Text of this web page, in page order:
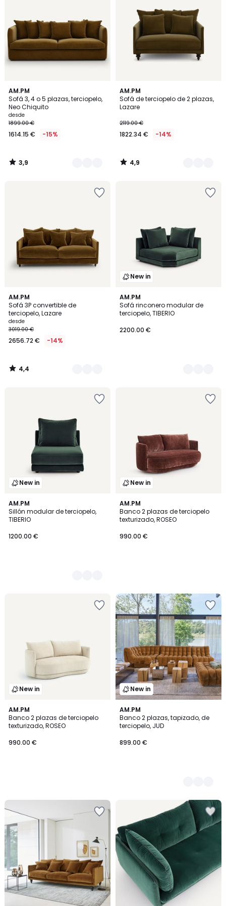
AM.PM
Sofá 3, 4 o 5 plazas, terciopelo,
Neo Chiquito
desde
1899.00 €
1614.15 € -15%
3,9
/ 5
5
Colores
3,9
/
AM.PM
Sofá de terciopelo de 2 plazas,
Lazare
2119.00 €
1822.34 € -14%
4,9
/ 5
16
Colores
4,9
/
AM.PM
Sofá 3P convertible de
terciopelo, Lazare
desde
3019.00 €
2656.72 € -14%
4,4
/ 5
16
Colores
4,4
/
New in
AM.PM
Sofá rinconero modular de
terciopelo, TIBERIO
2200.00 €
14
Colores
New in
AM.PM
Sillón modular de terciopelo,
TIBERIO
1200.00 €
14
Colores
New in
AM.PM
Banco 2 plazas de terciopelo
texturizado, ROSEO
990.00 €
New in
AM.PM
Banco 2 plazas de terciopelo
texturizado, ROSEO
990.00 €
New in
AM.PM
Banco 2 plazas, tapizado, de
terciopelo, JUD
899.00 €
4
Colores